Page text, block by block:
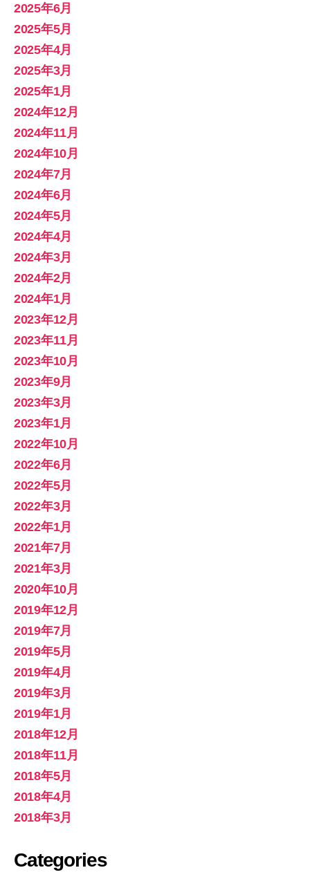
2025年6月
2025年5月
2025年4月
2025年3月
2025年1月
2024年12月
2024年11月
2024年10月
2024年7月
2024年6月
2024年5月
2024年4月
2024年3月
2024年2月
2024年1月
2023年12月
2023年11月
2023年10月
2023年9月
2023年3月
2023年1月
2022年10月
2022年6月
2022年5月
2022年3月
2022年1月
2021年7月
2021年3月
2020年10月
2019年12月
2019年7月
2019年5月
2019年4月
2019年3月
2019年1月
2018年12月
2018年11月
2018年5月
2018年4月
2018年3月
Categories